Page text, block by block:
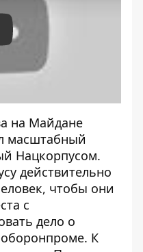
на Майдане
масштабный
Нацкорпусом.
действительно
чтобы они
с
дело о
К